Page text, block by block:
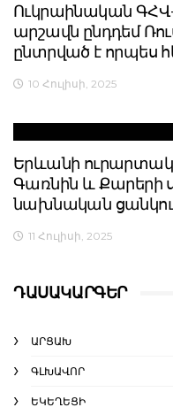
Ուկրաինական
արշավն ընդդեմ
ընտրված է որպես
10 Հուլիսի, 2025
Երևանի
Գառնին և Քարերի
նախնական
11 Հուլիսի, 2025
ԴԱՍԱԿԱՐԳԵՐ
ԱՐՑԱԽ
ԳԼԽԱՎՈՐ
ԵԿԵՂԵՑԻ